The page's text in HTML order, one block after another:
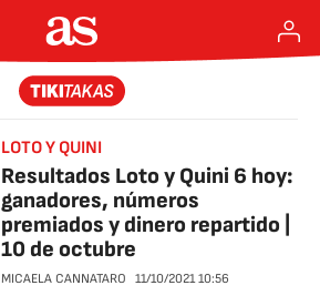
LOTO Y QUINI
Resultados Loto y Quini 6 hoy:
ganadores, números
premiados y dinero repartido |
10 de octubre
MICAELA CANNATARO 11/10/2021 10:56